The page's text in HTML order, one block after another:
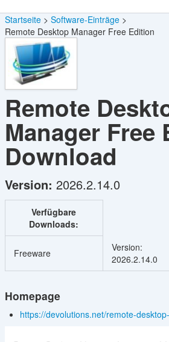
Startseite
Software-Einträge
Remote Desktop Manager Free Edition
Remote
Manager Free
Download
Version: 2026.2.14.0
Verfügbare
Downloads:
Freeware
Version:
2026.2.14.0
Homepage
https://devolutions.net/remote-